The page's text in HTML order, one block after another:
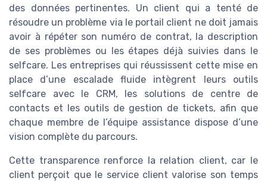
des données pertinentes. Un client qui a tenté de
résoudre un problème via le portail client ne doit jamais
avoir à répéter son numéro de contrat, la description
de ses problèmes ou les étapes déjà suivies dans le
selfcare. Les entreprises qui réussissent cette mise en
place d’une escalade fluide intègrent leurs outils
selfcare avec le CRM, les solutions de centre de
contacts et les outils de gestion de tickets, afin que
chaque membre de l’équipe assistance dispose d’une
vision complète du parcours.
Cette transparence renforce la relation client, car le
client perçoit que le service client valorise son temps